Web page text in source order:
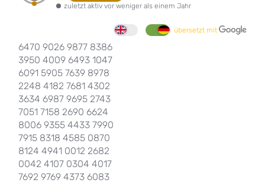
zuletzt aktiv vor weniger als einem Jahr
übersetzt mit
6470 9026 9877 8386
3950 4009 6493 1047
6091 5905 7639 8978
2248 4182 7681 4302
3634 6987 9695 2743
7051 7158 2690 6624
8006 9355 4433 7990
7915 8318 4585 0870
8124 4941 0012 2682
0042 4107 0304 4017
7692 9769 4373 6083